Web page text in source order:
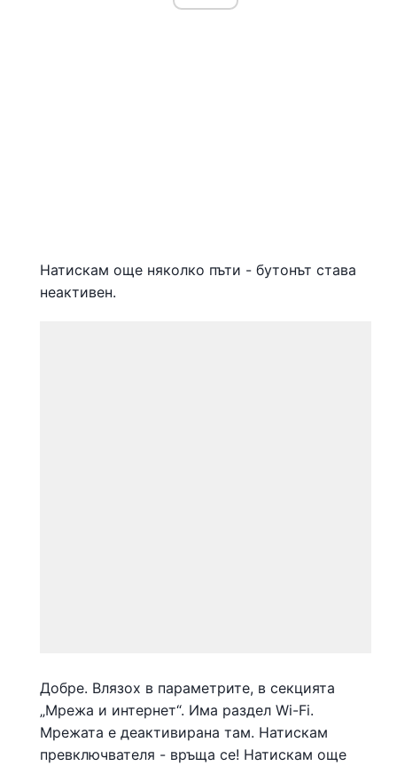
Натискам още няколко пъти - бутонът става
неактивен.
Добре. Влязох в параметрите, в секцията
„Мрежа и интернет“. Има раздел Wi-Fi.
Мрежата е деактивирана там. Натискам
превключвателя - връща се! Натискам още